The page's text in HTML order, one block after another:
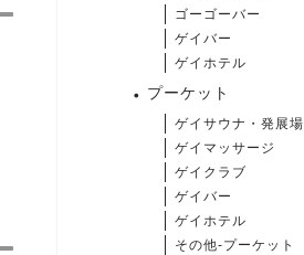
ゴーゴーバー
ゲイバー
ゲイホテル
プーケット
ゲイサウナ・発展場
ゲイマッサージ
ゲイクラブ
ゲイバー
ゲイホテル
その他-プーケット